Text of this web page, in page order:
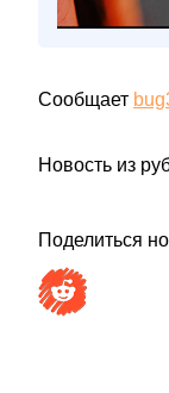
Сообщает
Новость из
Поделиться